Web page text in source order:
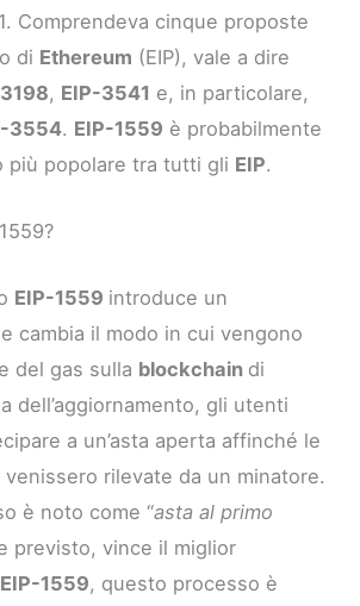
Comprendeva cinque proposte
di Ethereum (EIP), vale a dire
, EIP-3541 e, in particolare,
3554. EIP-1559 è probabilmente
più popolare tra tutti gli EIP.
EIP-1559 introduce un
cambia il modo in cui vengono
del gas sulla blockchain di
dell’aggiornamento, gli utenti
a un’asta aperta affinché le
rilevate da un minatore.
è noto come “asta al primo
previsto, vince il miglior
EIP-1559, questo processo è